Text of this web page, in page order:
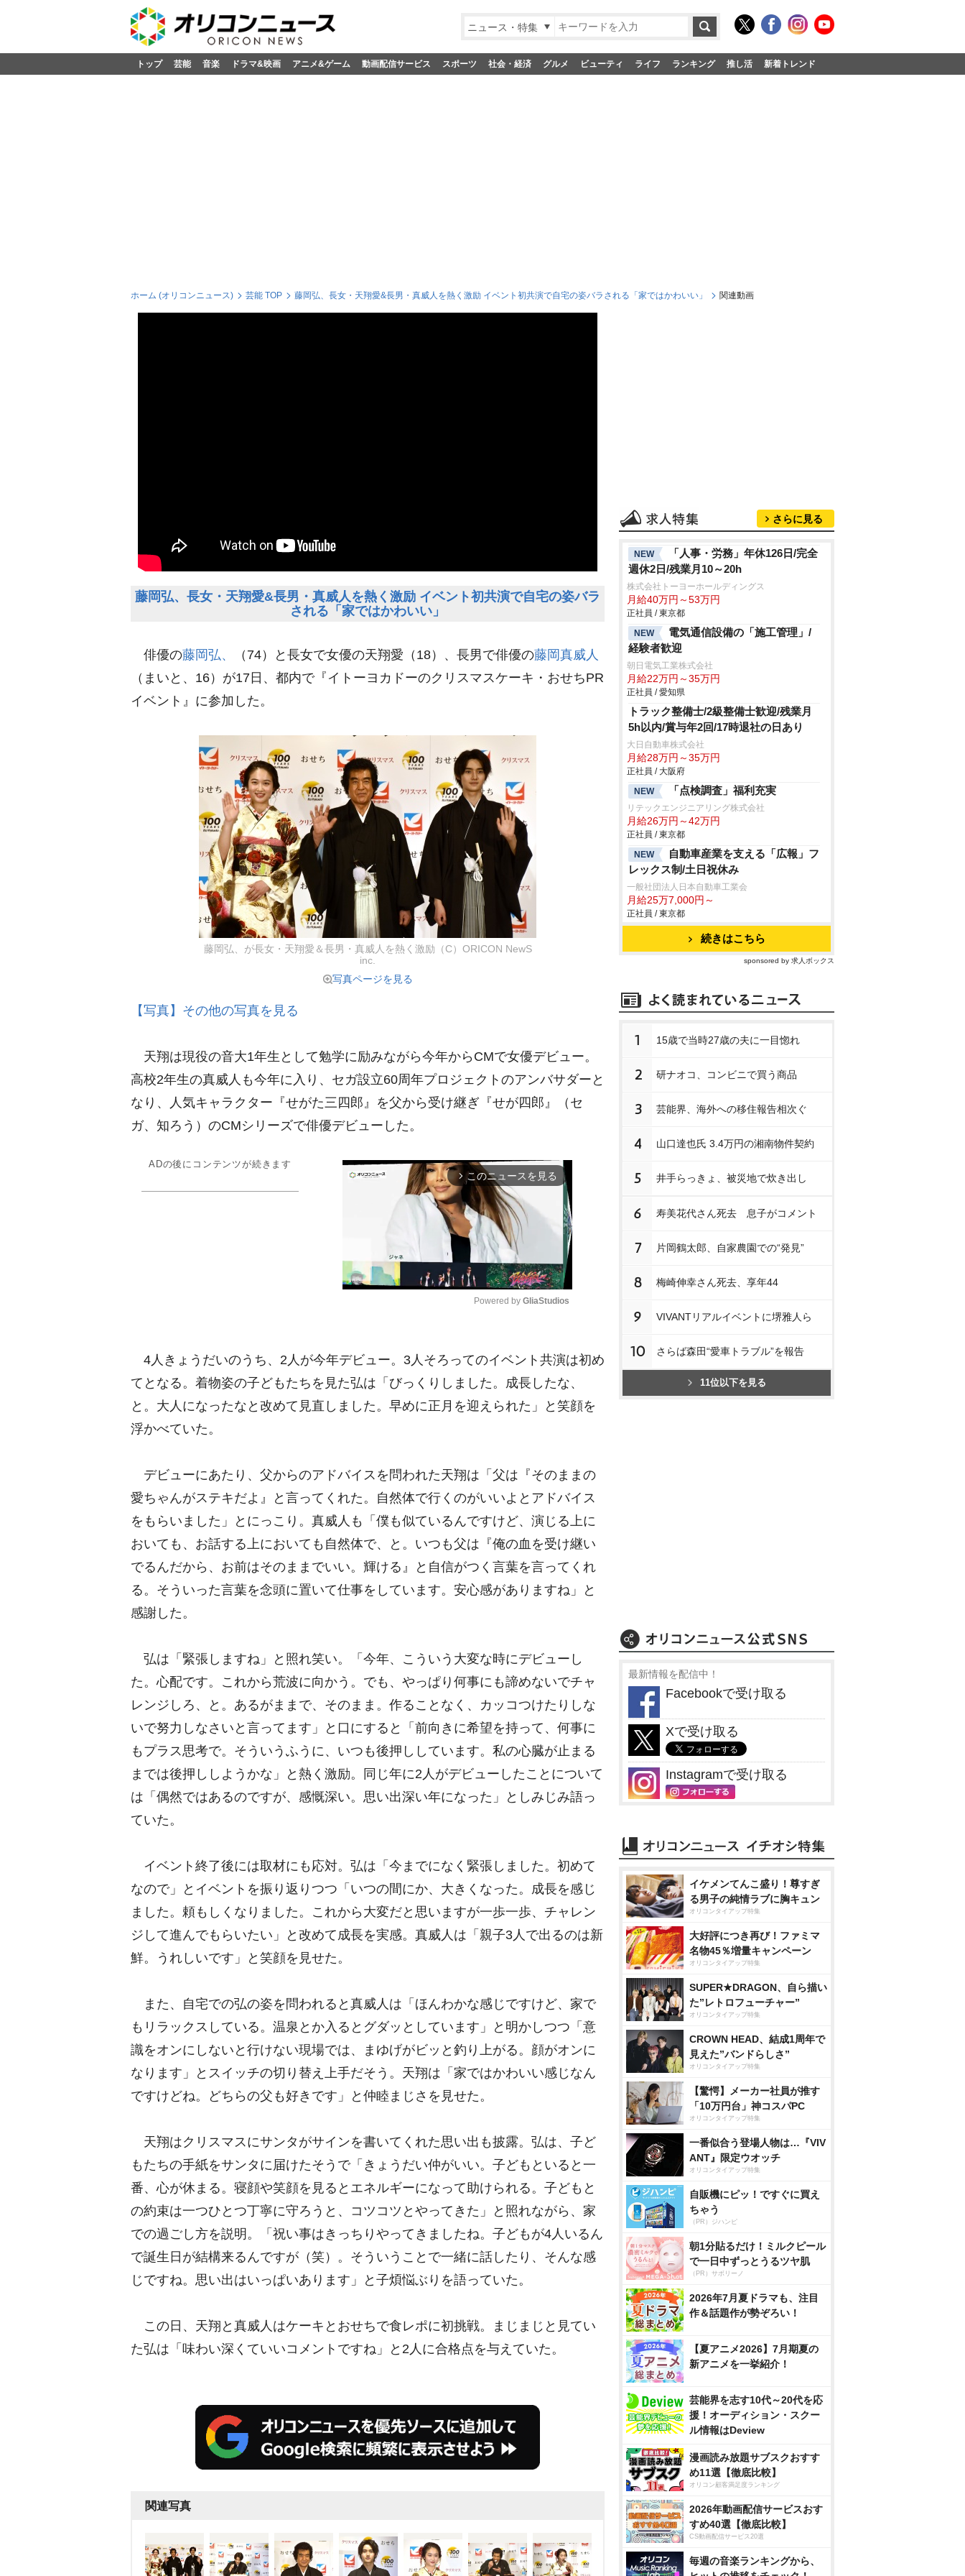
ニュース・特集
トップ 芸能 音楽 ドラマ&映画 アニメ&ゲーム 動画配信サービス スポーツ 社会・経済 グルメ ビューティ ライフ ランキング 推し活 新着トレンド
ホーム (オリコンニュース) 芸能 TOP 藤岡弘、長女・天翔愛&長男・真威人を熱く激励 イベント初共演で自宅の姿バラされる「家ではかわいい」 関連動画
藤岡弘、長女・天翔愛&長男・真威人を熱く激励 イベント初共演で自宅の姿バラ
される「家ではかわいい」
俳優の藤岡弘、 （74）と長女で女優の天翔愛（18）、長男で俳優の藤岡真威人
（まいと、16）が17日、都内で『イトーヨカドーのクリスマスケーキ・おせちPR
イベント』に参加した。
藤岡弘、が長女・天翔愛＆長男・真威人を熱く激励（C）ORICON NewS
inc.
写真ページを見る
【写真】その他の写真を見る
天翔は現役の音大1年生として勉学に励みながら今年からCMで女優デビュー。
高校2年生の真威人も今年に入り、セガ設立60周年プロジェクトのアンバサダーと
なり、人気キャラクター『せがた三四郎』を父から受け継ぎ『せが四郎』（セ
ガ、知ろう）のCMシリーズで俳優デビューした。
ADの後にコンテンツが続きます
arrow_forward_ios このニュースを見る
u
t
e
Powered by GliaStudios
4人きょうだいのうち、2人が今年デビュー。3人そろってのイベント共演は初め
てとなる。着物姿の子どもたちを見た弘は「びっくりしました。成長したな、
と。大人になったなと改めて見直しました。早めに正月を迎えられた」と笑顔を
浮かべていた。
デビューにあたり、父からのアドバイスを問われた天翔は「父は『そのままの
愛ちゃんがステキだよ』と言ってくれた。自然体で行くのがいいよとアドバイス
をもらいました」とにっこり。真威人も「僕も似ているんですけど、演じる上に
おいても、お話する上においても自然体で、と。いつも父は『俺の血を受け継い
でるんだから、お前はそのままでいい。輝ける』と自信がつく言葉を言ってくれ
る。そういった言葉を念頭に置いて仕事をしています。安心感がありますね」と
感謝した。
弘は「緊張しますね」と照れ笑い。「今年、こういう大変な時にデビューし
た。心配です。これから荒波に向かう。でも、やっぱり何事にも諦めないでチャ
レンジしろ、と。あるがままで、そのまま。作ることなく、カッコつけたりしな
いで努力しなさいと言ってます」と口にすると「前向きに希望を持って、何事に
もプラス思考で。そういうふうに、いつも後押ししています。私の心臓が止まる
までは後押ししようかな」と熱く激励。同じ年に2人がデビューしたことについて
は「偶然ではあるのですが、感慨深い。思い出深い年になった」としみじみ語っ
ていた。
イベント終了後には取材にも応対。弘は「今までになく緊張しました。初めて
なので」とイベントを振り返りつつ「いつの間にか、大きくなった。成長を感じ
ました。頼もしくなりました。これから大変だと思いますが一歩一歩、チャレン
ジして進んでもらいたい」と改めて成長を実感。真威人は「親子3人で出るのは新
鮮。うれしいです」と笑顔を見せた。
また、自宅での弘の姿を問われると真威人は「ほんわかな感じですけど、家で
もリラックスしている。温泉とか入るとグダッとしています」と明かしつつ「意
識をオンにしないと行けない現場では、まゆげがビッと釣り上がる。顔がオンに
なります」とスイッチの切り替え上手だそう。天翔は「家ではかわいい感じなん
ですけどね。どちらの父も好きです」と仲睦まじさを見せた。
天翔はクリスマスにサンタがサインを書いてくれた思い出も披露。弘は、子ど
もたちの手紙をサンタに届けたそうで「きょうだい仲がいい。子どもといると一
番、心が休まる。寝顔や笑顔を見るとエネルギーになって助けられる。子どもと
の約束は一つひとつ丁寧に守ろうと、コツコツとやってきた」と照れながら、家
での過ごし方を説明。「祝い事はきっちりやってきましたね。子どもが4人いるん
で誕生日が結構来るんですが（笑）。そういうことで一緒に話したり、そんな感
じですね。思い出はいっぱいあります」と子煩悩ぶりを語っていた。
この日、天翔と真威人はケーキとおせちで食レポに初挑戦。まじまじと見てい
た弘は「味わい深くていいコメントですね」と2人に合格点を与えていた。
関連写真
さらに見る
NEW
「人事・労務」年休126日/完全
週休2日/残業月10～20h
株式会社トーヨーホールディングス
月給40万円～53万円
正社員 / 東京都
NEW
電気通信設備の「施工管理」/
経験者歓迎
朝日電気工業株式会社
月給22万円～35万円
正社員 / 愛知県
トラック整備士/2級整備士歓迎/残業月
5h以内/賞与年2回/17時退社の日あり
大日自動車株式会社
月給28万円～35万円
正社員 / 大阪府
NEW
「点検調査」福利充実
リテックエンジニアリング株式会社
月給26万円～42万円
正社員 / 東京都
NEW
自動車産業を支える「広報」フ
レックス制/土日祝休み
一般社団法人日本自動車工業会
月給25万7,000円～
正社員 / 東京都
続きはこちら
sponsored by 求人ボックス
1 15歳で当時27歳の夫に一目惚れ
2 研ナオコ、コンビニで買う商品
3 芸能界、海外への移住報告相次ぐ
4 山口達也氏 3.4万円の湘南物件契約
5 井手らっきょ、被災地で炊き出し
6 寿美花代さん死去 息子がコメント
7 片岡鶴太郎、自家農園での“発見”
8 梅崎伸幸さん死去、享年44
9 VIVANTリアルイベントに堺雅人ら
10 さらば森田“愛車トラブル”を報告
11位以下を見る
最新情報を配信中！
Facebookで受け取る
Xで受け取る
Instagramで受け取る
イケメンてんこ盛り！尊すぎ
る男子の純情ラブに胸キュン
オリコンタイアップ特集
大好評につき再び！ファミマ
名物45％増量キャンペーン
オリコンタイアップ特集
SUPER★DRAGON、自ら描い
た”レトロフューチャー”
オリコンタイアップ特集
CROWN HEAD、結成1周年で
見えた”バンドらしさ”
オリコンタイアップ特集
【驚愕】メーカー社員が推す
「10万円台」神コスパPC
オリコンタイアップ特集
一番似合う登場人物は…『VIV
ANT』限定ウオッチ
オリコンタイアップ特集
自販機にピッ！ですぐに買え
ちゃう
（PR）ジハンピ
朝1分貼るだけ！ミルクピール
で一日中ずっとうるツヤ肌
（PR）サボリーノ
2026年7月夏ドラマも、注目
作＆話題作が勢ぞろい！
【夏アニメ2026】7月期夏の
新アニメを一挙紹介！
芸能界を志す10代～20代を応
援！オーディション・スクー
ル情報はDeview
漫画読み放題サブスクおすす
め11選【徹底比較】
オリコン顧客満足度ランキング
2026年動画配信サービスおす
すめ40選【徹底比較】
CS動画配信サービス20選
毎週の音楽ランキングから、